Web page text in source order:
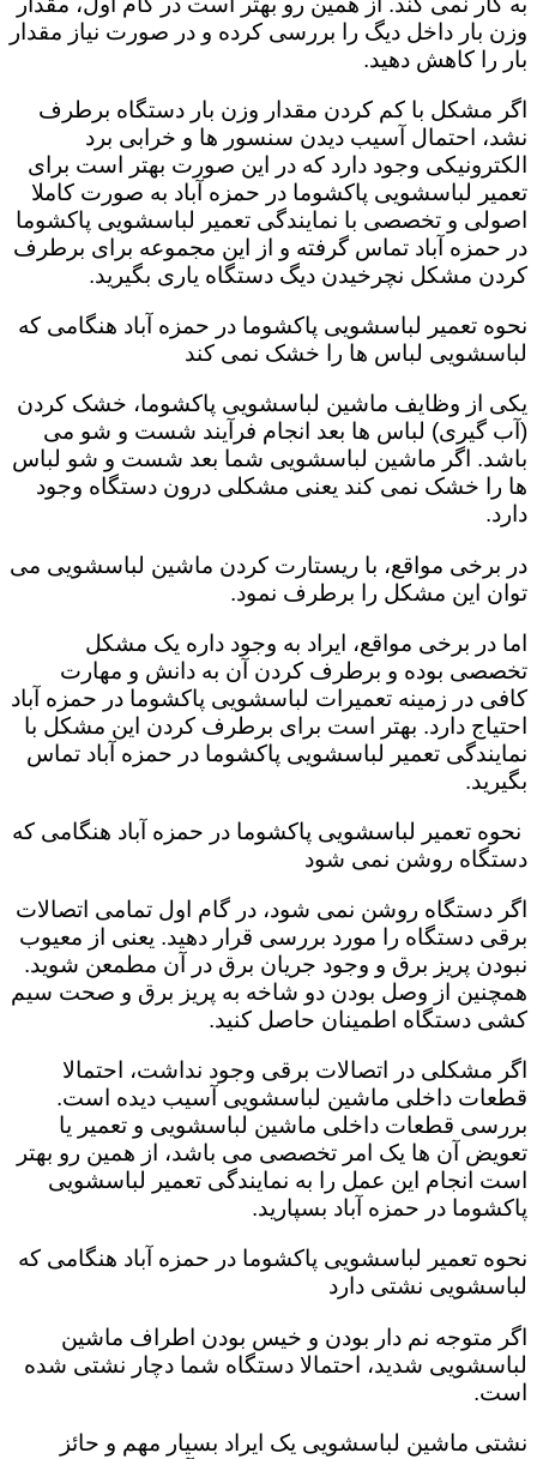
وزن بار داخل دیگ را بررسی کرده و در صورت نیاز مقدار
بار را کاهش دهید‌.
اگر مشکل با کم کردن مقدار وزن بار دستگاه برطرف
نشد، احتمال آسیب دیدن سنسور ها و خرابی برد
الکترونیکی وجود دارد که در این صورت بهتر است برای
تعمیر لباسشویی پاکشوما در حمزه آباد به صورت کاملا
اصولی و تخصصی با نمایندگی تعمیر لباسشویی پاکشوما
در حمزه آباد تماس گرفته و از این مجموعه برای برطرف
کردن مشکل نچرخیدن دیگ دستگاه یاری بگیرید.
نحوه تعمیر لباسشویی پاکشوما در حمزه آباد هنگامی که
لباسشویی لباس ها را خشک نمی کند
یکی از وظایف ماشین لباسشویی پاکشوما، خشک کردن
(آب گیری) لباس ها بعد انجام فرآیند شست و شو می
باشد. اگر ماشین لباسشویی شما بعد شست و شو لباس
ها را خشک نمی کند یعنی مشکلی درون دستگاه وجود
دارد.
در برخی مواقع، با ریستارت کردن ماشین لباسشویی می
توان این مشکل را برطرف نمود.
اما در برخی مواقع، ایراد به وجود داره یک مشکل
تخصصی بوده و برطرف کردن آن به دانش و مهارت
کافی در زمینه تعمیرات لباسشویی پاکشوما در حمزه آباد
احتیاج دارد. بهتر است برای برطرف کردن این مشکل با
نمایندگی تعمیر لباسشویی پاکشوما در حمزه آباد تماس
بگیرید.
نحوه تعمیر لباسشویی پاکشوما در حمزه آباد هنگامی که
دستگاه روشن نمی شود
اگر دستگاه روشن نمی شود، در گام اول تمامی اتصالات
برقی دستگاه را مورد بررسی قرار دهید. یعنی از معیوب
نبودن پریز برق و وجود جریان برق در آن مطمعن شوید.
همچنین از وصل بودن دو شاخه به پریز برق و صحت سیم
کشی دستگاه اطمینان حاصل کنید.
اگر مشکلی در اتصالات برقی وجود نداشت، احتمالا
قطعات داخلی ماشین لباسشویی آسیب دیده است‌.
بررسی قطعات داخلی ماشین لباسشویی و تعمیر یا
تعویض آن ها یک امر تخصصی می باشد، از همین رو بهتر
است انجام این عمل را به نمایندگی تعمیر لباسشویی
پاکشوما در حمزه آباد بسپارید.
نحوه تعمیر لباسشویی پاکشوما در حمزه آباد هنگامی که
لباسشویی نشتی دارد
اگر متوجه نم دار بودن و خیس بودن اطراف ماشین
لباسشویی شدید، احتمالا دستگاه شما دچار نشتی شده
است‌.
نشتی ماشین لباسشویی یک ایراد بسیار مهم و حائز